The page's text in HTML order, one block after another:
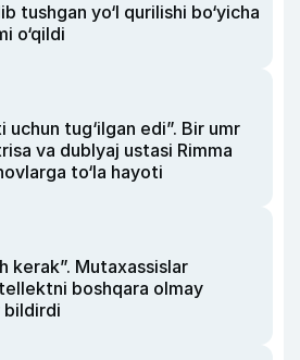
tushgan yo‘l qurilishi bo‘yicha
o‘qildi
uchun tug‘ilgan edi”. Bir umr
va dublyaj ustasi Rimma
to‘la hayoti
kerak”. Mutaxassislar
boshqara olmay
bildirdi